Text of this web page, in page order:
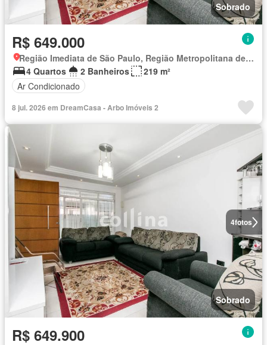
Sobrado
R$ 649.000
Região Imediata de São Paulo, Região Metropolitana de São Paulo
4 Quartos
2 Banheiros
219 m²
Ar Condicionado
8 jul. 2026 em DreamCasa - Arbo Imóveis 2
4fotos
Sobrado
R$ 649.900